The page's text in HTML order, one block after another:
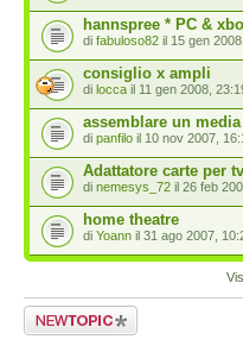
hannspree * PC &
di fabuloso82 il 15 gen
consiglio x ampli
di locca il 11 gen 2008,
assemblare un
di panfilo il 10 nov 2007,
Adattatore carte per
di nemesys_72 il 26 feb
home theatre
di Yoann il 31 ago 2007,
Scrivi un nuovo
argomento